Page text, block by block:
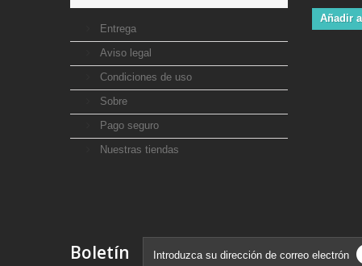
Entrega
Aviso legal
Condiciones de uso
Sobre
Pago seguro
Nuestras tiendas
Añadir
Boletín